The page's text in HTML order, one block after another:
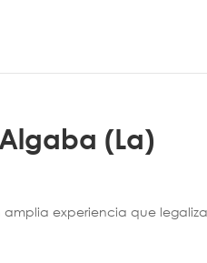
(La)
experiencia que